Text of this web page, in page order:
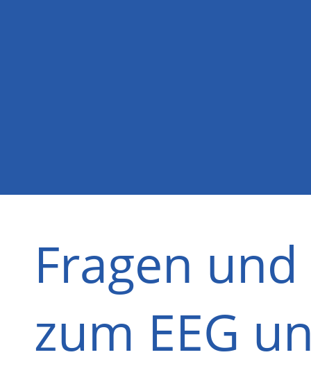
Fragen
zum EEG